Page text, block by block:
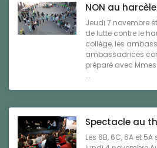
NON au
Jeudi 7 novembre
de lutte contre le
collège, les
ambassadrices
préparé avec
...
Spectacle au
Les 6B, 6C, 6A et